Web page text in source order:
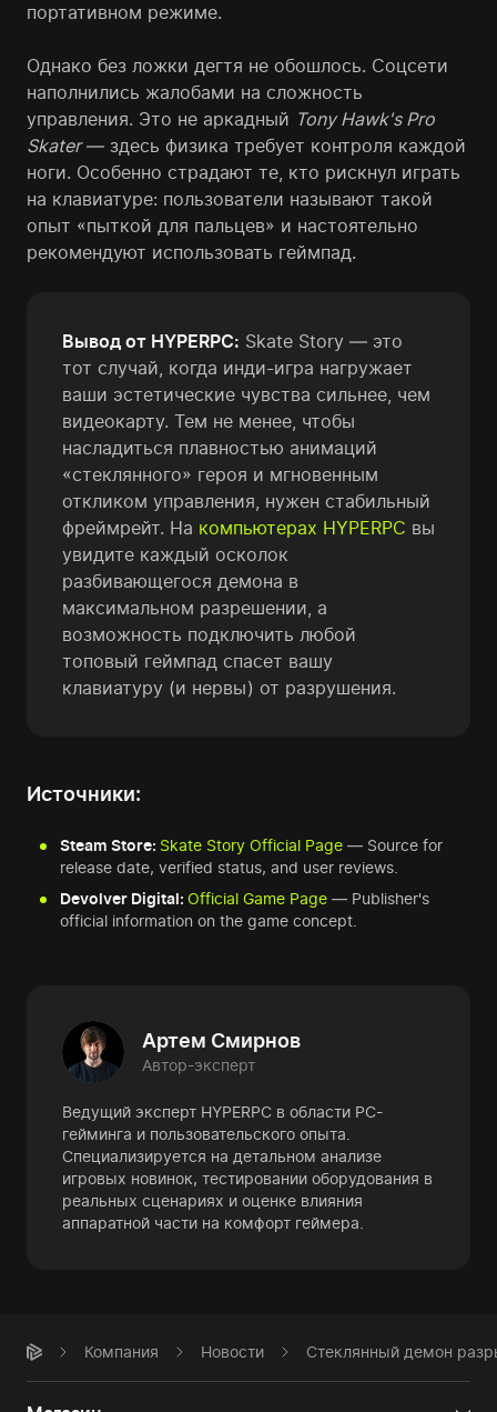
портативном режиме.
Однако без ложки дегтя не обошлось. Соцсети
наполнились жалобами на сложность
управления. Это не аркадный Tony Hawk's Pro
Skater— здесь физика требует контроля каждой
ноги. Особенно страдают те, кто рискнул играть
на клавиатуре: пользователи называют такой
опыт «пыткой для пальцев» и настоятельно
рекомендуют использовать геймпад.
Вывод от HYPERPC: Skate Story — это
тот случай, когда инди-игра нагружает
ваши эстетические чувства сильнее, чем
видеокарту. Тем не менее, чтобы
насладиться плавностью анимаций
«стеклянного» героя и мгновенным
откликом управления, нужен стабильный
фреймрейт. На компьютерах HYPERPC вы
увидите каждый осколок
разбивающегося демона в
максимальном разрешении, а
возможность подключить любой
топовый геймпад спасет вашу
клавиатуру (и нервы) от разрушения.
Источники:
Steam Store: Skate Story Official Page — Source for
release date, verified status, and user reviews.
Devolver Digital: Official Game Page — Publisher's
official information on the game concept.
Артем Смирнов
Автор-эксперт
Ведущий эксперт HYPERPC в области PC-
гейминга и пользовательского опыта.
Специализируется на детальном анализе
игровых новинок, тестировании оборудования в
реальных сценариях и оценке влияния
аппаратной части на комфорт геймера.
Компания Новости Стеклянный демон